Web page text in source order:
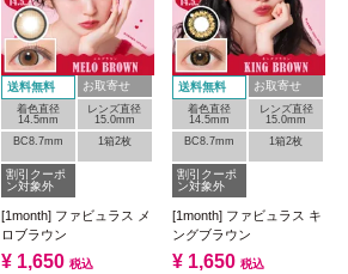
送料無料 お取寄せ
着色直径
14.5mm
レンズ直径
15.0mm
BC8.7mm
1箱2枚
割引クーポ
ン対象外
[1month] ファビュラス メ
ロブラウン
¥ 1,650 税込
送料無料 お取寄せ
着色直径
14.5mm
レンズ直径
15.0mm
BC8.7mm
1箱2枚
割引クーポ
ン対象外
[1month] ファビュラス キ
ングブラウン
¥ 1,650 税込